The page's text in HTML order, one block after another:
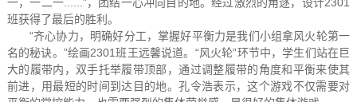
一，一二一......”，团结一心冲向目的地。经过激烈的角逐，设计2301
班获得了最后的胜利。
“齐心协力，明确好分工，掌握好平衡力是我们小组拿风火轮第一
名的秘诀。”绘画2301班王远馨说道。“风火轮”环节中，学生们站在巨
大的履带内，双手托举履带顶部，通过调整履带的角度和平衡来使其
前进，用最短的时间到达目的地。孔令浩表示，这个游戏不仅需要对